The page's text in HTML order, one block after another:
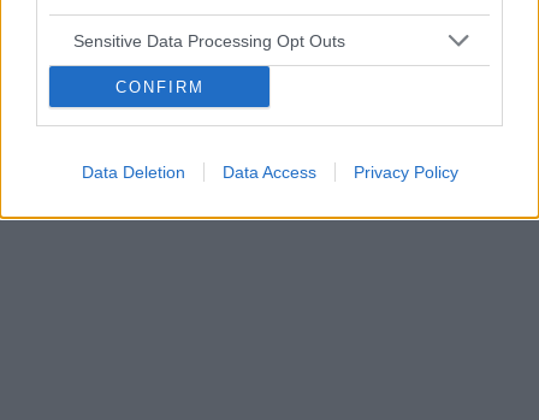
Sensitive Data Processing Opt Outs
CONFIRM
Data Deletion Data Access Privacy Policy